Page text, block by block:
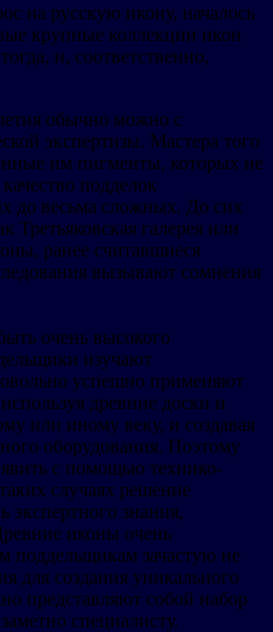
на русскую икону, началось
крупные коллекции икон
и, соответственно,
обычно можно с
экспертизы. Мастера того
им пигменты, которых не
подделок
до весьма сложных. До сих
Третьяковская галерея или
ранее считавшиеся
вызывают сомнения
очень высокого
изучают
успешно применяют
древние доски и
или иному веку, и создавая
оборудования. Поэтому
с помощью технико-
случаях решение
экспертного знания,
иконы очень
поддельщикам зачастую не
для создания уникального
представляют собой набор
специалисту.